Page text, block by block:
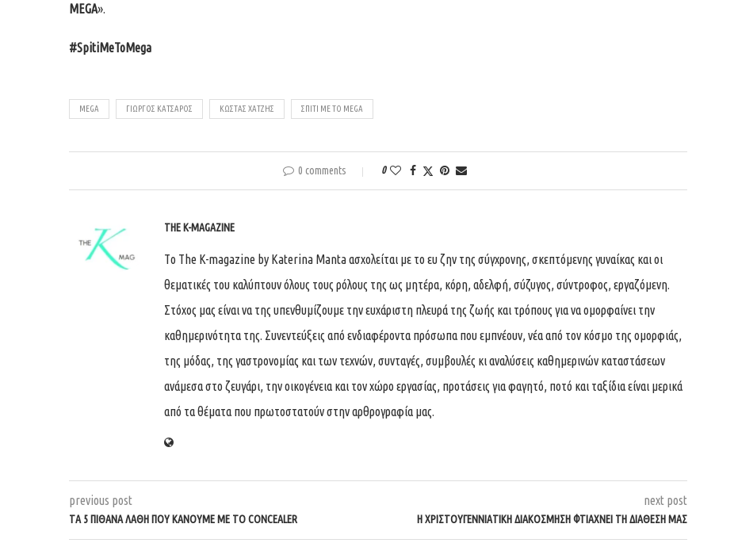
MEGA».
#SpitiMeToMega
MEGA ΓΙΩΡΓΟΣ ΚΑΤΣΑΡΟΣ ΚΩΣΤΑΣ ΧΑΤΖΗΣ ΣΠΙΤΙ ΜΕ ΤΟ MEGA
0 comments 0
THE K-MAGAZINE
Tο The K-magazine by Katerina Manta ασχολείται με το ευ ζην της σύγχρονης, σκεπτόμενης γυναίκας και οι
θεματικές του καλύπτουν όλους τους ρόλους της ως μητέρα, κόρη, αδελφή, σύζυγος, σύντροφος, εργαζόμενη.
Στόχος μας είναι να της υπενθυμίζουμε την ευχάριστη πλευρά της ζωής και τρόπους για να ομορφαίνει την
καθημερινότητα της. Συνεντεύξεις από ενδιαφέροντα πρόσωπα που εμπνέουν, νέα από τον κόσμο της ομορφιάς,
της μόδας, της γαστρονομίας και των τεχνών, συνταγές, συμβουλές κι αναλύσεις καθημερινών καταστάσεων
ανάμεσα στο ζευγάρι, την οικογένεια και τον χώρο εργασίας, προτάσεις για φαγητό, ποτό και ταξίδια είναι μερικά
από τα θέματα που πρωτοστατούν στην αρθρογραφία μας.
previous post
ΤΑ 5 ΠΙΘΑΝΑ ΛΑΘΗ ΠΟΥ ΚΑΝΟΥΜΕ ΜΕ ΤΟ CONCEALER
next post
Η ΧΡΙΣΤΟΥΓΕΝΝΙΑΤΙΚΗ ΔΙΑΚΟΣΜΗΣΗ ΦΤΙΑΧΝΕΙ ΤΗ ΔΙΑΘΕΣΗ ΜΑΣ